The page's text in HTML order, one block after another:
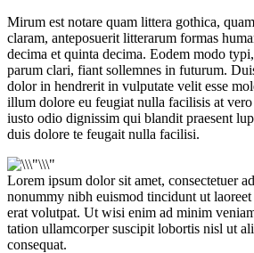
Mirum est notare quam littera gothica,
claram, anteposuerit litterarum formas
decima et quinta decima. Eodem modo
parum clari, fiant sollemnes in futurum.
dolor in hendrerit in vulputate velit esse
illum dolore eu feugiat nulla facilisis at vero
iusto odio dignissim qui blandit praesent
duis dolore te feugait nulla facilisi.
Lorem ipsum dolor sit amet, consectetuer
nonummy nibh euismod tincidunt ut
erat volutpat. Ut wisi enim ad minim
tation ullamcorper suscipit lobortis nisl ut
consequat.